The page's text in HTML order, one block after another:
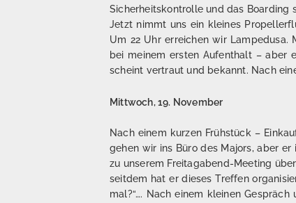
Sicherheitskontrolle und das Boarding
Jetzt nimmt uns ein kleines
Um 22 Uhr erreichen wir Lampedusa.
bei meinem ersten Aufenthalt – aber
scheint vertraut und bekannt. Nach
Mittwoch, 19. November
Nach einem kurzen Frühstück –
gehen wir ins Büro des Majors, aber
zu unserem Freitagabend-Meeting
seitdem hat er dieses Treffen
mal?“…. Nach einem kleinen